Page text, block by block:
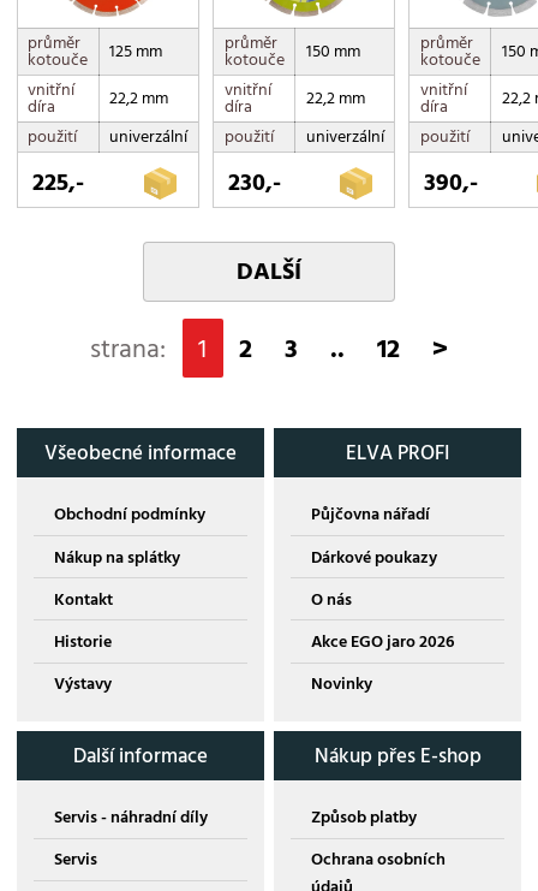
průměr
kotouče
125 mm
vnitřní
díra
22,2 mm
použití
univerzální
225,-
průměr
kotouče
150 mm
vnitřní
díra
22,2 mm
použití
univerzální
230,-
průměr
kotouče
150
vnitřní
díra
22,2
použití
390,-
DALŠÍ
strana: 1 2 3 .. 12 >
Všeobecné informace
Obchodní podmínky
Nákup na splátky
Kontakt
Historie
Výstavy
ELVA PROFI
Půjčovna nářadí
Dárkové poukazy
O nás
Akce EGO jaro 2026
Novinky
Další informace
Servis - náhradní díly
Servis
Nákup přes E-shop
Způsob platby
Ochrana osobních